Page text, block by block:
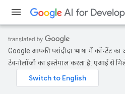
Google आपकी पसंदीदा भाषा में कॉन्टेंट
टेक्नोलॉजी का इस्तेमाल करता है. एआई से